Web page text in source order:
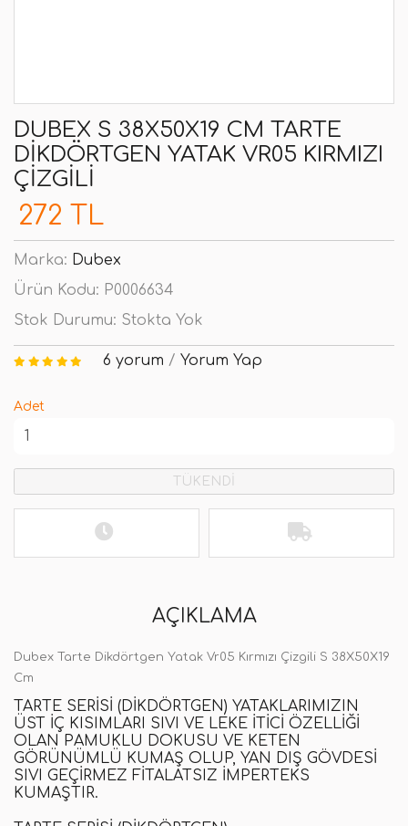
DUBEX S 38X50X19 CM TARTE
DIKDÖRTGEN YATAK VR05 KIRMIZI
ÇIZGILI
272 TL
Marka: Dubex
Ürün Kodu: P0006634
Stok Durumu: Stokta Yok
6 yorum / Yorum Yap
Adet
TÜKENDİ
AÇIKLAMA
Dubex Tarte Dikdörtgen Yatak Vr05 Kırmızı Çizgili S 38X50X19
Cm
TARTE SERISI (DIKDÖRTGEN) YATAKLARIMIZIN
ÜST IÇ KISIMLARI SIVI VE LEKE ITICI ÖZELLIĞI
OLAN PAMUKLU DOKUSU VE KETEN
GÖRÜNÜMLÜ KUMAŞ OLUP, YAN DIŞ GÖVDESI
SIVI GEÇIRMEZ FITALATSIZ IMPERTEKS
KUMAŞTIR.